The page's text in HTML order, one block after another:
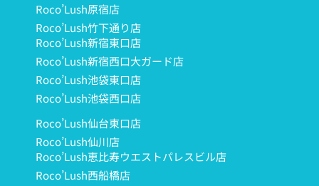
Roco’Lush原宿店
Roco’Lush竹下通り店
Roco’Lush新宿東口店
Roco’Lush新宿西口大ガード店
Roco’Lush池袋東口店
Roco’Lush池袋西口店
Roco’Lush仙台東口店
Roco’Lush仙川店
Roco’Lush恵比寿ウエストパレスビル店
Roco’Lush西船橋店